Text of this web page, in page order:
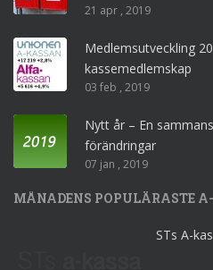
21 apr , 2019
Medlemsutveckling
kassemedlemskap
03 feb , 2019
Nytt år – En
förändringar
07 jan , 2019
MÅNADENS POPULÄRASTE
STs A-